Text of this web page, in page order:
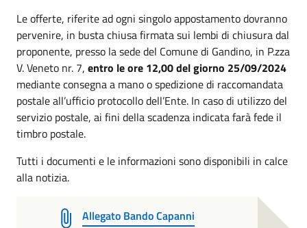
Le offerte, riferite ad ogni singolo appostamento dovranno
pervenire, in busta chiusa firmata sui lembi di chiusura dal
proponente, presso la sede del Comune di Gandino, in P.zza
V. Veneto nr. 7, entro le ore 12,00 del giorno 25/09/2024
mediante consegna a mano o spedizione di raccomandata
postale all’ufficio protocollo dell’Ente. In caso di utilizzo del
servizio postale, ai fini della scadenza indicata farà fede il
timbro postale.
Tutti i documenti e le informazioni sono disponibili in calce
alla notizia.
Allegato Bando Capanni